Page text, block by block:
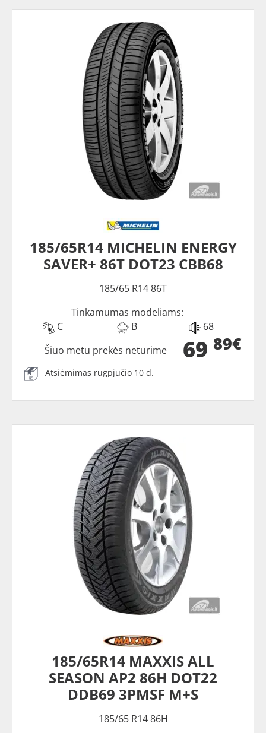
185/65R14 MICHELIN ENERGY
SAVER+ 86T DOT23 CBB68
185/65 R14 86T
Tinkamumas modeliams:
C
B 68
69 89€
Šiuo metu prekės neturime
Atsiėmimas rugpjūčio 10 d.
185/65R14 MAXXIS ALL
SEASON AP2 86H DOT22
DDB69 3PMSF M+S
185/65 R14 86H